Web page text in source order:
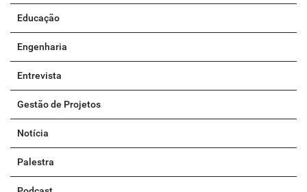
Educação
Engenharia
Entrevista
Gestão de Projetos
Notícia
Palestra